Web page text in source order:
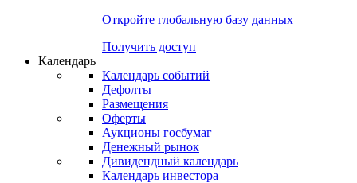
Откройте глобальную базу данных
Получить доступ
Календарь
Календарь событий
Дефолты
Размещения
Оферты
Аукционы госбумаг
Денежный рынок
Дивидендный календарь
Календарь инвестора